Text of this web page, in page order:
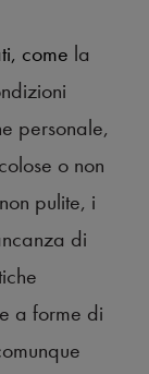
come la
personale,
o non
pulite, i
di
a forme di